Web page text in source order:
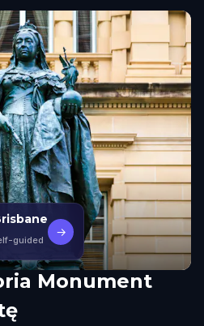
guided
→
Monument